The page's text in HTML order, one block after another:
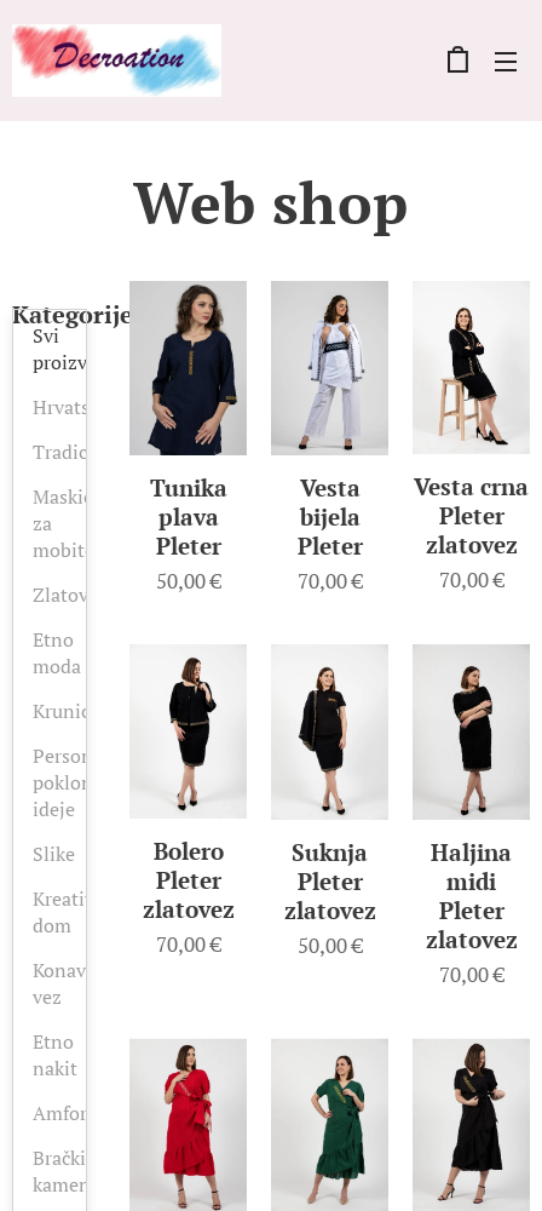
Web shop
Kategorije
Svi
proizvodi
Hrvatska
Tradicija
Maskica
za
mobitel
Zlatovez
Etno
moda
Krunice
Personalizirano-
poklon
ideje
Slike
Kreativni
dom
Konavoski
vez
Etno
nakit
Amfora
Brački
kamen
Tunika
plava
Pleter
50,00€
Vesta
bijela
Pleter
70,00€
Vesta crna
Pleter
zlatovez
70,00€
Bolero
Pleter
zlatovez
70,00€
Suknja
Pleter
zlatovez
50,00€
Haljina
midi
Pleter
zlatovez
70,00€